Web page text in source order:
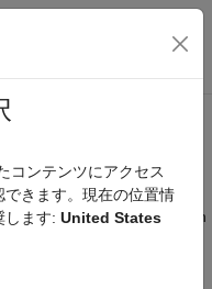
ゲーション メ
simulations
to model communication
コンテンツにアクセス
できます。現在の位置情
します: United States